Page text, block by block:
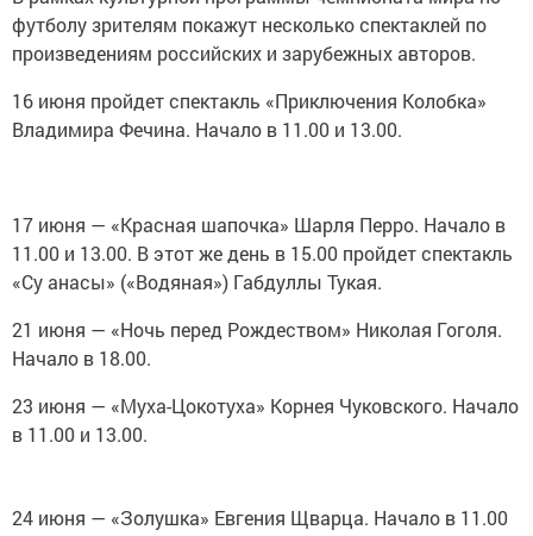
футболу зрителям покажут несколько спектаклей по
произведениям российских и зарубежных авторов.
16 июня пройдет спектакль «Приключения Колобка»
Владимира Фечина. Начало в 11.00 и 13.00.
17 июня — «Красная шапочка» Шарля Перро. Начало в
11.00 и 13.00. В этот же день в 15.00 пройдет спектакль
«Су анасы» («Водяная») Габдуллы Тукая.
21 июня — «Ночь перед Рождеством» Николая Гоголя.
Начало в 18.00.
23 июня — «Муха-Цокотуха» Корнея Чуковского. Начало
в 11.00 и 13.00.
24 июня — «Золушка» Евгения Щварца. Начало в 11.00